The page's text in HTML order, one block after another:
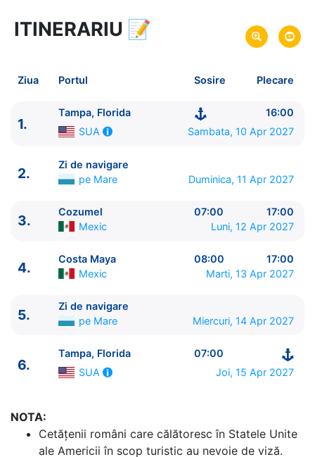
6 zile vacanta de croaziera in
link oferta
Plecare pe 10 Apr 2027 din Tampa, Florida, SUA
Royal Caribbean International
ITINERARIU
Ziua | Portul | Sosire - Plecare
----------------------------------------
1. Tampa, Florida
Zi de navigare
4. Costa Maya
5.
Zi de navigare pe Mare 0:00 - 0:00
Tampa, Florida SUA 07:00 - ⚓
ITINERARIU 📝
Ziua Portul Sosire Plecare
1.
Tampa, Florida
16:00
SUA
Sambata, 10 Apr 2027
2.
Zi de navigare
pe Mare
Duminica, 11 Apr 2027
3.
Cozumel 07:00
17:00
Mexic
Luni, 12 Apr 2027
4.
Costa Maya 08:00
17:00
Mexic
Marti, 13 Apr 2027
5.
Zi de navigare
pe Mare
Miercuri, 14 Apr 2027
6.
Tampa, Florida
07:00
SUA
Joi, 15 Apr 2027
NOTA:
Cetăţenii români care călătoresc în Statele Unite
ale Americii în scop turistic au nevoie de viză.